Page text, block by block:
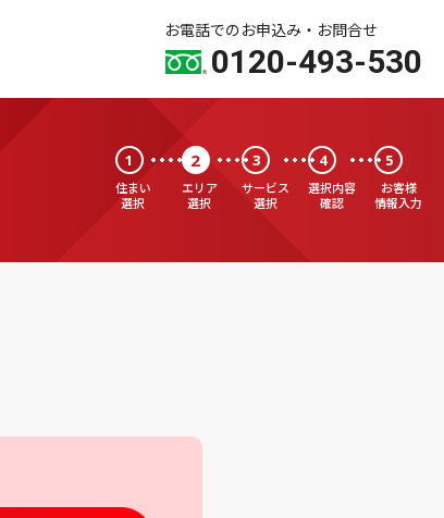
お電話でのお申込み・お問合せ
0120-493-530
1
住まい
選択
2
エリア
選択
3
サービス
選択
4
選択内容
確認
5
お客様
情報入力